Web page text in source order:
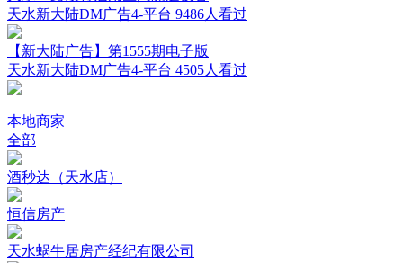
天水新大陆DM广告4-平台 9486人看过
【新大陆广告】第1555期电子版
天水新大陆DM广告4-平台 4505人看过
本地商家
全部
酒秒达（天水店）
恒信房产
天水蜗牛居房产经纪有限公司